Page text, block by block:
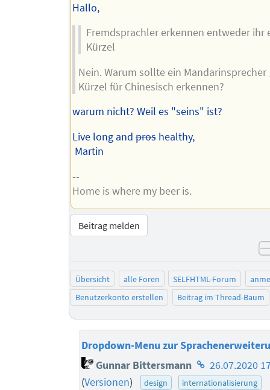
Hallo,
Fremdsprachler erkennen entweder ihr
Kürzel
Nein. Warum sollte ein Mandarinsprecher
Kürzel für Chinesisch erkennen?
warum nicht? Weil es "seins" ist?
Live long andproshealthy,
Martin
--
Home is where my beer is.
Beitrag melden
Übersicht alle Foren SELFHTML-Forum
Benutzerkonto erstellen
Beitrag im Thread-Baum
Dropdown-Menu zur
Gunnar Bittersmann Homepage
des
26.07.2020
(Versionen) design internationalisierung